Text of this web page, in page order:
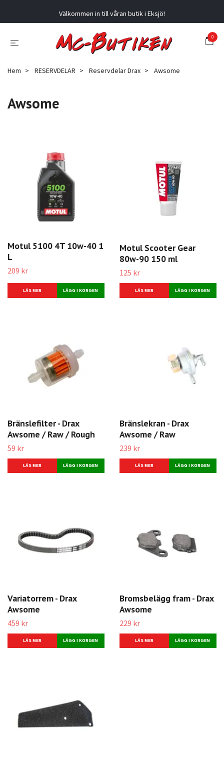
Välkommen in till våran butik i Eksjö!
0
Hem RESERVDELAR Reservdelar Drax Awsome
Awsome
Motul 5100 4T 10w-40 1
L
209 kr
LÄS MER
Motul Scooter Gear
80w-90 150 ml
125 kr
LÄS MER
Bränslefilter - Drax
Awsome / Raw / Rough
59 kr
LÄS MER
Bränslekran - Drax
Awsome / Raw
239 kr
LÄS MER
Variatorrem - Drax
Awsome
459 kr
LÄS MER
Bromsbelägg fram - Drax
Awsome
229 kr
LÄS MER